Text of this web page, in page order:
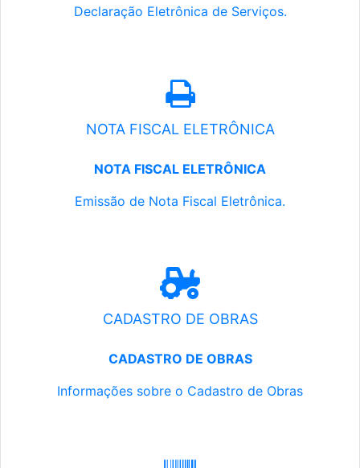
Declaração Eletrônica de Serviços.
NOTA FISCAL ELETRÔNICA
NOTA FISCAL ELETRÔNICA
Emissão de Nota Fiscal Eletrônica.
CADASTRO DE OBRAS
CADASTRO DE OBRAS
Informações sobre o Cadastro de Obras